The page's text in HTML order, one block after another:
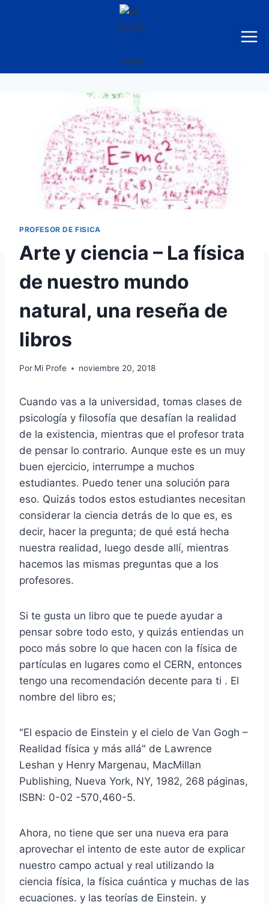
PROFESOR DE FISICA
Arte y ciencia – La física
de nuestro mundo
natural, una reseña de
libros
Por Mi Profe noviembre 20, 2018
Cuando vas a la universidad, tomas clases de
psicología y filosofía que desafían la realidad
de la existencia, mientras que el profesor trata
de pensar lo contrario. Aunque este es un muy
buen ejercicio, interrumpe a muchos
estudiantes. Puedo tener una solución para
eso. Quizás todos estos estudiantes necesitan
considerar la ciencia detrás de lo que es, es
decir, hacer la pregunta; de qué está hecha
nuestra realidad, luego desde allí, mientras
hacemos las mismas preguntas que a los
profesores.
Si te gusta un libro que te puede ayudar a
pensar sobre todo esto, y quizás entiendas un
poco más sobre lo que hacen con la física de
partículas en lugares como el CERN, entonces
tengo una recomendación decente para ti . El
nombre del libro es;
"El espacio de Einstein y el cielo de Van Gogh –
Realidad física y más allá" de Lawrence
Leshan y Henry Margenau, MacMillan
Publishing, Nueva York, NY, 1982, 268 páginas,
ISBN: 0-02 -570,460-5.
Ahora, no tiene que ser una nueva era para
aprovechar el intento de este autor de explicar
nuestro campo actual y real utilizando la
ciencia física, la física cuántica y muchas de las
ecuaciones. y las teorías de Einstein. y